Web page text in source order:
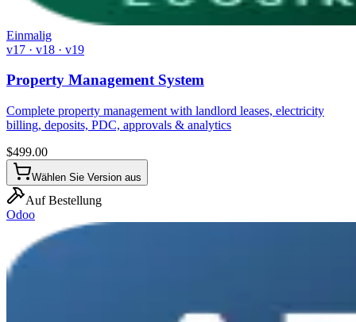
Einmalig
v17 · v18 · v19
Property Management System
Complete property management with landlord leases, electricity
billing, deposits, PDC, approvals & analytics
$499.00
Wählen Sie Version aus
Auf Bestellung
Odoo